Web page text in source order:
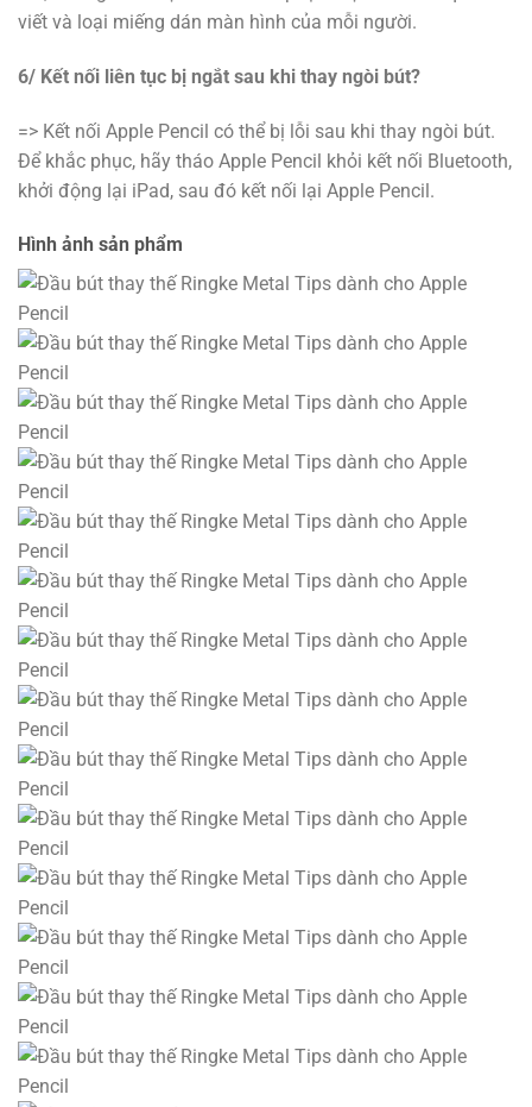
viết và loại miếng dán màn hình của mỗi người.
6/ Kết nối liên tục bị ngắt sau khi thay ngòi bút?
=> Kết nối Apple Pencil có thể bị lỗi sau khi thay ngòi bút.
Để khắc phục, hãy tháo Apple Pencil khỏi kết nối Bluetooth,
khởi động lại iPad, sau đó kết nối lại Apple Pencil.
Hình ảnh sản phẩm